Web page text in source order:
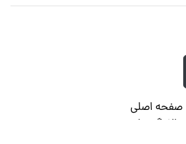
صفحه اصلی
تالار گفتمان